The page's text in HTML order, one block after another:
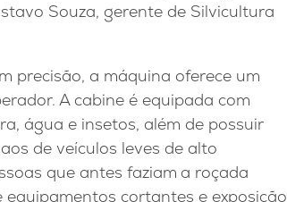
Souza, gerente de Silvicultura
precisão, a máquina oferece um
A cabine é equipada com
água e insetos, além de possuir
de veículos leves de alto
que antes faziam a roçada
cortantes e exposição